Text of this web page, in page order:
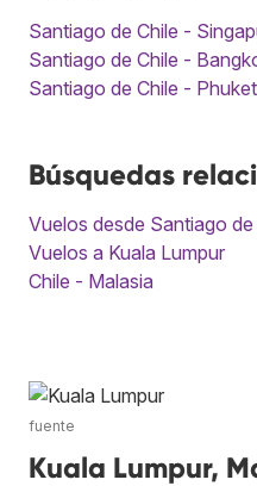
Santiago de Chile -
Santiago de Chile -
Santiago de Chile - Phuket
Búsquedas
Vuelos desde Santiago de
Vuelos a Kuala Lumpur
Chile - Malasia
fuente
Kuala Lumpur,